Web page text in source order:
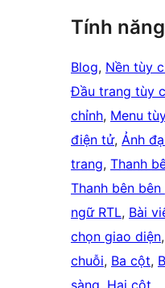
Tính năng
Blog, Nền tùy
Đầu trang tùy
chỉnh, Menu
điện tử, Ảnh
trang, Thanh
Thanh bên bên
ngữ RTL, Bài
chọn giao diện,
chuỗi, Ba cột,